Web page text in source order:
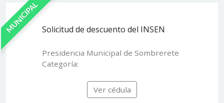
MUNICIPAL Solicitud de descuento del INSEN
Presidencia Municipal de Sombrerete
Categoría:
Ver cédula